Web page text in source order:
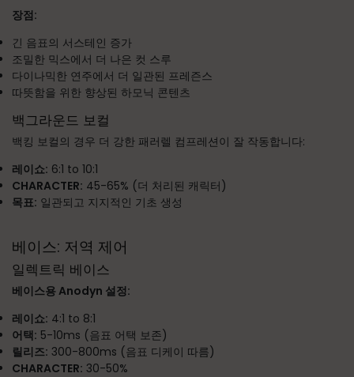
장점:
긴 음표의 서스테인 증가
조밀한 믹스에서 더 나은 컷 스루
다이나믹한 연주에서 더 일관된 프레즌스
따뜻함을 위한 향상된 하모닉 콘텐츠
백그라운드 보컬
백킹 보컬의 경우 더 강한 패러렐 컴프레션이 잘 작동합니다:
레이쇼: 6:1 to 10:1
CHARACTER: 45-65% (더 처리된 캐릭터)
목표: 일관되고 지지적인 기초 생성
베이스: 저역 제어
일렉트릭 베이스
베이스용 Anodyn 설정:
레이쇼: 4:1 to 8:1
어택: 5-10ms (음표 어택 보존)
릴리즈: 300-800ms (음표 디케이 따름)
CHARACTER: 30-50%